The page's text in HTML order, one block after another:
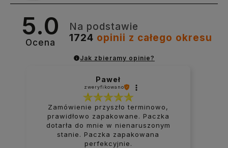
5.0
Ocena
Na podstawie
1724 opinii z całego okresu
Jak zbieramy opinie?
Paweł
zweryfikowano
Zamówienie przyszło terminowo,
prawidłowo zapakowane. Paczka
dotarła do mnie w nienaruszonym
stanie. Paczka zapakowana
perfekcyjnie.